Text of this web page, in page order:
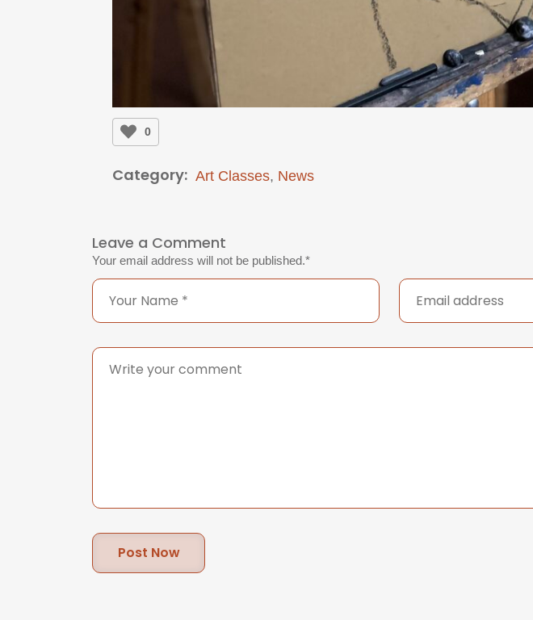
0
Category: Art Classes, News
Leave a Comment
Your email address will not be published.*
Post Now